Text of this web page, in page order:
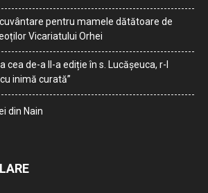
pentru mamele dătătoare de
Vicariatului Orhei
cea de-a II-a ediție în s. Lucășeuca, r-l
inimă curată”
din Nain